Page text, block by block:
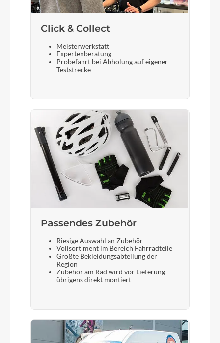
Sattelstütze
Click & Collect
Meisterwerkstatt
Expertenberatung
Probefahrt bei Abholung auf eigener
Teststrecke
Passendes Zubehör
Riesige Auswahl an Zubehör
Vollsortiment im Bereich Fahrradteile
Größte Bekleidungsabteilung der
Region
Zubehör am Rad wird vor Lieferung
übrigens direkt montiert